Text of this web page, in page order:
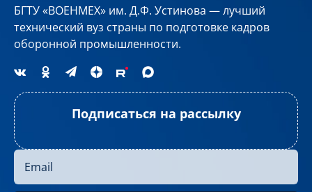
БГТУ «ВОЕНМЕХ» им. Д.Ф. Устинова — лучший
технический вуз страны по подготовке кадров
оборонной промышленности.
Подписаться на рассылку